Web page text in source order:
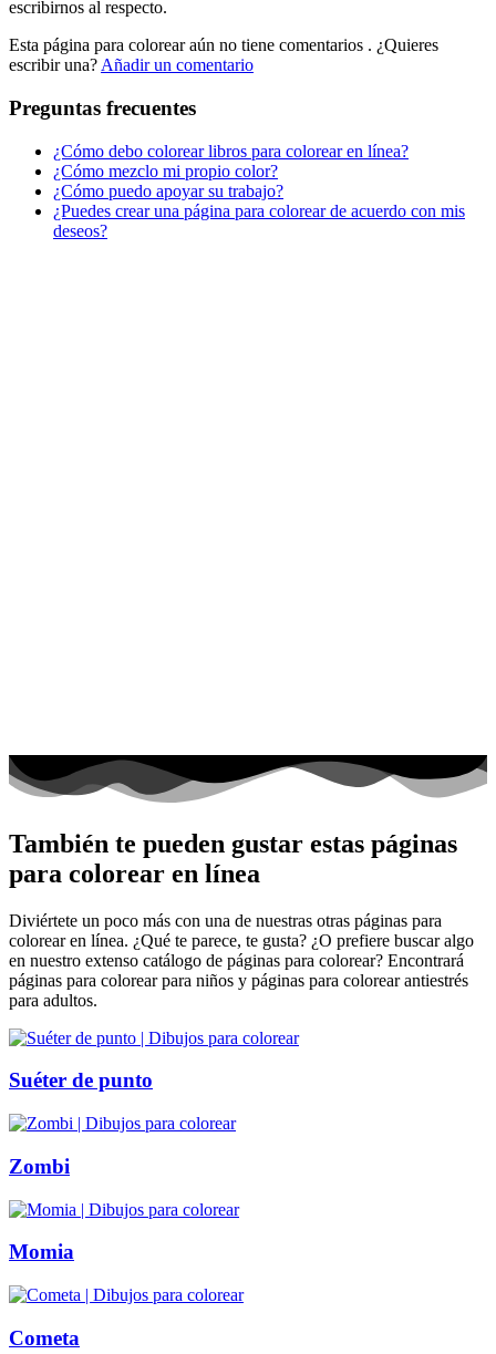
Peluches y caballos
Primavera y pascua
Transporte
Verano y vacaciones
Libros para colorear para niños
Nezaradené
escribirnos al respecto.
Esta página para colorear aún no tiene comentarios . ¿Quieres
escribir una? Añadir un comentario
Preguntas frecuentes
¿Cómo debo colorear libros para colorear en línea?
¿Cómo mezclo mi propio color?
¿Cómo puedo apoyar su trabajo?
¿Puedes crear una página para colorear de acuerdo con mis
deseos?
También te pueden gustar estas páginas
para colorear en línea
Diviértete un poco más con una de nuestras otras páginas para
colorear en línea. ¿Qué te parece, te gusta? ¿O prefiere buscar algo
en nuestro extenso catálogo de páginas para colorear? Encontrará
páginas para colorear para niños y páginas para colorear antiestrés
para adultos.
Suéter de punto
Zombi
Momia
Cometa